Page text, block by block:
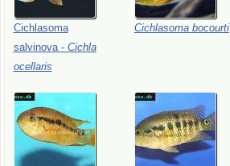
Cichlasoma
salvinova - Cichla
ocellaris
Cichlasoma bocourti